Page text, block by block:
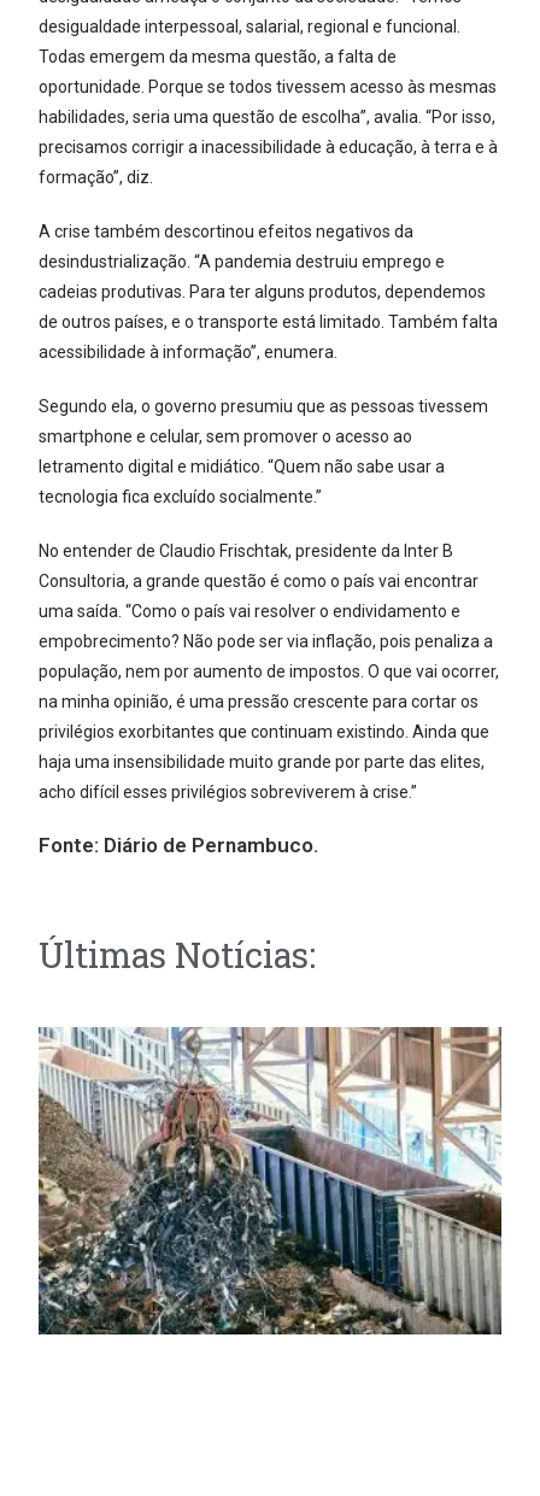
desigualdade interpessoal, salarial, regional e funcional.
Todas emergem da mesma questão, a falta de
oportunidade. Porque se todos tivessem acesso às mesmas
habilidades, seria uma questão de escolha”, avalia. “Por isso,
precisamos corrigir a inacessibilidade à educação, à terra e à
formação”, diz.
A crise também descortinou efeitos negativos da
desindustrialização. “A pandemia destruiu emprego e
cadeias produtivas. Para ter alguns produtos, dependemos
de outros países, e o transporte está limitado. Também falta
acessibilidade à informação”, enumera.
Segundo ela, o governo presumiu que as pessoas tivessem
smartphone e celular, sem promover o acesso ao
letramento digital e midiático. “Quem não sabe usar a
tecnologia fica excluído socialmente.”
No entender de Claudio Frischtak, presidente da Inter B
Consultoria, a grande questão é como o país vai encontrar
uma saída. “Como o país vai resolver o endividamento e
empobrecimento? Não pode ser via inflação, pois penaliza a
população, nem por aumento de impostos. O que vai ocorrer,
na minha opinião, é uma pressão crescente para cortar os
privilégios exorbitantes que continuam existindo. Ainda que
haja uma insensibilidade muito grande por parte das elites,
acho difícil esses privilégios sobreviverem à crise.”
Fonte: Diário de Pernambuco.
Últimas Notícias: